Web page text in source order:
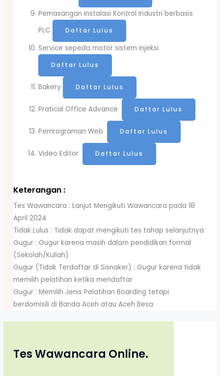
Pemasangan Instalasi Kontrol Industri berbasis
PLC
Daftar Lulus
Service sepeda motor sistem injeksi
Daftar Lulus
Bakery Daftar Lulus
Pratical Office Advance Daftar Lulus
Pemrograman Web Daftar Lulus
Video Editor Daftar Lulus
Keterangan :
Tes Wawancara : Lanjut Mengikuti Wawancara pada 18
April 2024
Tidak Lulus : Tidak dapat mengikuti tes tahap selanjutnya
Gugur : Gugur karena masih dalam pendidikan formal
(Sekolah/Kuliah)
Gugur (Tidak Terdaftar di Sisnaker) : Gugur karena tidak
memilih pelatihan ketika mendaftar
Gugur : Memilih Jenis Pelatihan Boarding tetapi
berdomisili di Banda Aceh atau Aceh Besa
Tes Wawancara Online.